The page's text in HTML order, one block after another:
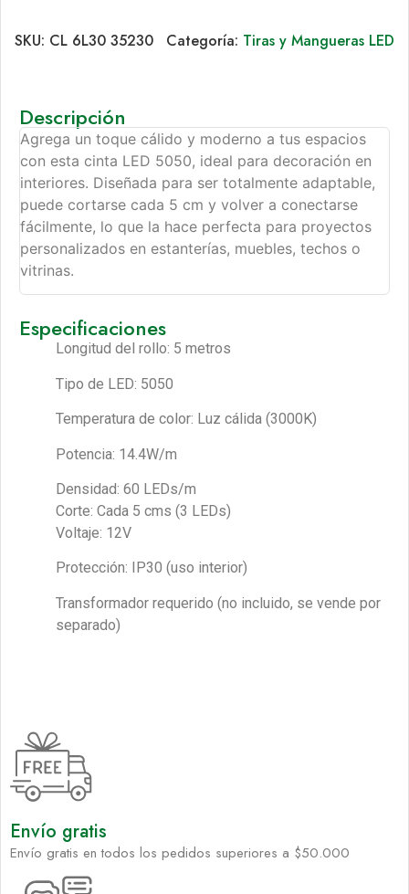
SKU: CL 6L30 35230 Categoría: Tiras y Mangueras LED
Descripción
Agrega un toque cálido y moderno a tus espacios
con esta cinta LED 5050, ideal para decoración en
interiores. Diseñada para ser totalmente adaptable,
puede cortarse cada 5 cm y volver a conectarse
fácilmente, lo que la hace perfecta para proyectos
personalizados en estanterías, muebles, techos o
vitrinas.
Especificaciones
Longitud del rollo: 5 metros
Tipo de LED: 5050
Temperatura de color: Luz cálida (3000K)
Potencia: 14.4W/m
Densidad: 60 LEDs/m
Corte: Cada 5 cms (3 LEDs)
Voltaje: 12V
Protección: IP30 (uso interior)
Transformador requerido (no incluido, se vende por
separado)
Envío gratis
Envío gratis en todos los pedidos superiores a $50.000